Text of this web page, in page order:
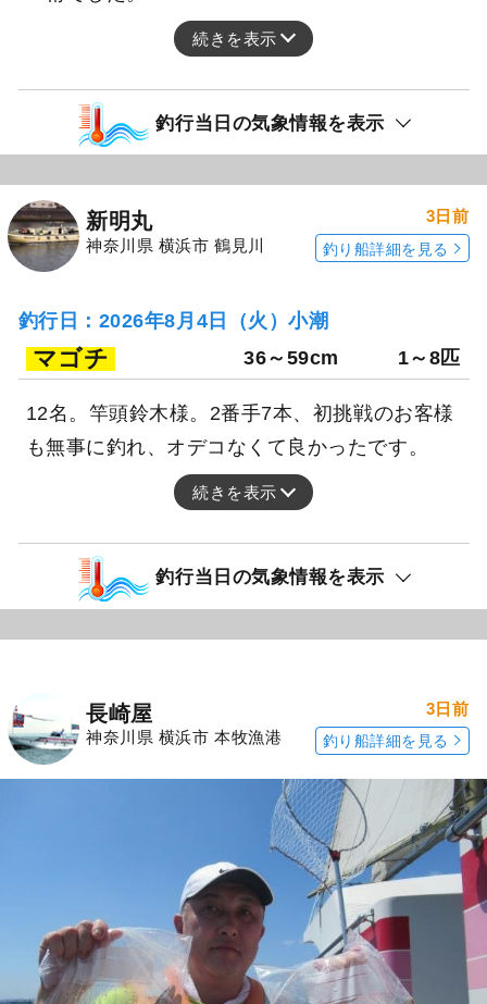
続きを表示
釣行当日の気象情報を表示
新明丸
神奈川県 横浜市 鶴見川
3日前
釣り船詳細を見る
釣行日：2026年8月4日（火）小潮
マゴチ 36～59cm 1～8匹
12名。竿頭鈴木様。2番手7本、初挑戦のお客様
も無事に釣れ、オデコなくて良かったです。
続きを表示
釣行当日の気象情報を表示
長崎屋
神奈川県 横浜市 本牧漁港
3日前
釣り船詳細を見る